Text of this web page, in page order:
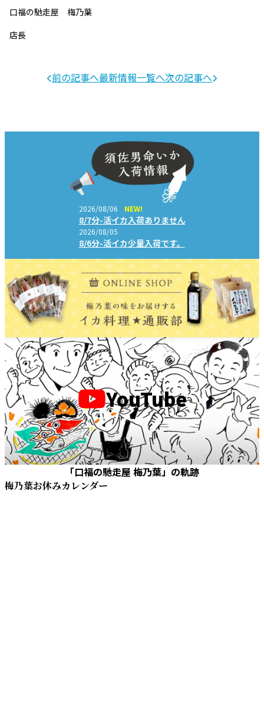
口福の馳走屋 梅乃葉
店長
前の記事へ最新情報一覧へ次の記事へ
2026/08/06 NEW!
8/7分-活イカ入荷ありません
2026/08/05
8/6分-活イカ少量入荷です。
YouTube
「口福の馳走屋 梅乃葉」の軌跡
梅乃葉お休みカレンダー